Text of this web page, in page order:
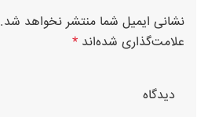
نشانی ایمیل شما منتشر نخواهد شد.
علامت‌گذاری شده‌اند *
دیدگاه